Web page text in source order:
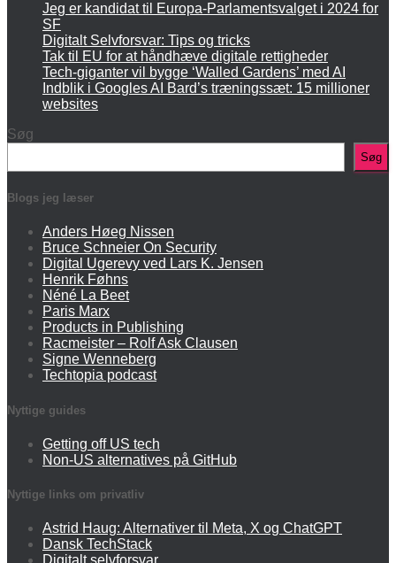
Jeg er kandidat til Europa-Parlamentsvalget i 2024 for
SF
Digitalt Selvforsvar: Tips og tricks
Tak til EU for at håndhæve digitale rettigheder
Tech-giganter vil bygge ‘Walled Gardens’ med AI
Indblik i Googles AI Bard’s træningssæt: 15 millioner
websites
Søg
Søg
Blogs jeg læser
Anders Høeg Nissen
Bruce Schneier On Security
Digital Ugerevy ved Lars K. Jensen
Henrik Føhns
Néné La Beet
Paris Marx
Products in Publishing
Racmeister – Rolf Ask Clausen
Signe Wenneberg
Techtopia podcast
Nyttige guides
Getting off US tech
Non-US alternatives på GitHub
Nyttige links om privatliv
Astrid Haug: Alternativer til Meta, X og ChatGPT
Dansk TechStack